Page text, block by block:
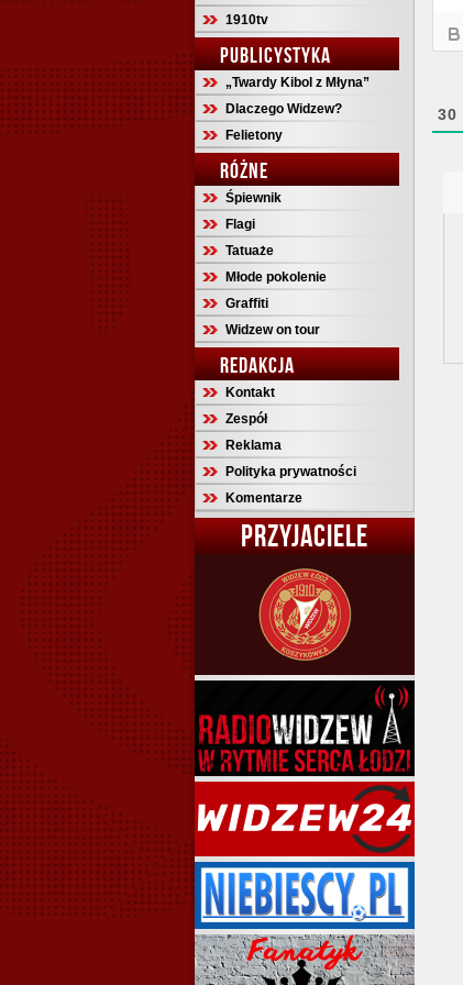
1910tv
PUBLICYSTYKA
„Twardy Kibol z Młyna”
Dlaczego Widzew?
Felietony
RÓŻNE
Śpiewnik
Flagi
Tatuaże
Młode pokolenie
Graffiti
Widzew on tour
REDAKCJA
Kontakt
Zespół
Reklama
Polityka prywatności
Komentarze
PRZYJACIELE
30